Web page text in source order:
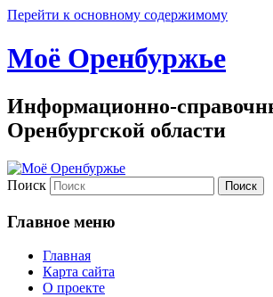
Перейти к основному содержимому
Моё Оренбуржье
Информационно-
Оренбургской области
Поиск
Главное меню
Главная
Карта сайта
О проекте